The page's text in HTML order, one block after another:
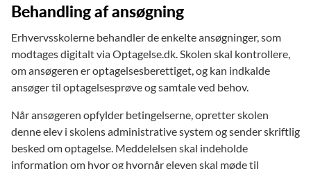
Behandling af ansøgning
Erhvervsskolerne behandler de enkelte ansøgninger, som
modtages digitalt via Optagelse.dk. Skolen skal kontrollere,
om ansøgeren er optagelsesberettiget, og kan indkalde
ansøger til optagelsesprøve og samtale ved behov.
Når ansøgeren opfylder betingelserne, opretter skolen
denne elev i skolens administrative system og sender skriftlig
besked om optagelse. Meddelelsen skal indeholde
information om hvor og hvornår eleven skal møde til